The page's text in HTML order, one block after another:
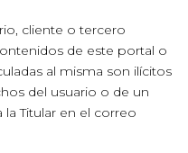
cliente o tercero
de este portal o
al misma son ilícitos
del usuario o de un
Titular en el correo